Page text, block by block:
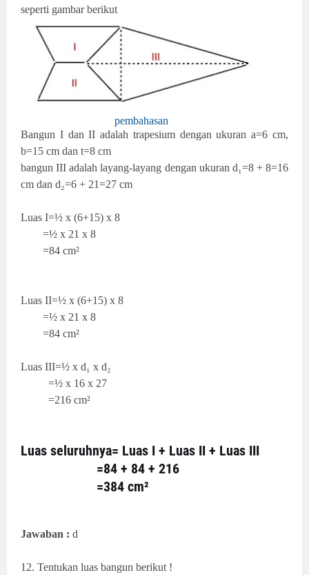
seperti gambar berikut
pembahasan
Bangun I dan II adalah trapesium dengan ukuran a=6 cm,
b=15 cm dan t=8 cm
bangun III adalah layang-layang dengan ukuran d₁=8 + 8=16
cm dan d₂=6 + 21=27 cm
Luas I=½ x (6+15) x 8
=½ x 21 x 8
=84 cm²
Luas II=½ x (6+15) x 8
=½ x 21 x 8
=84 cm²
Luas III=½ x d₁ x d₂
=½ x 16 x 27
=216 cm²
Luas seluruhnya= Luas I + Luas II + Luas III
=84 + 84 + 216
=384 cm²
Jawaban : d
12. Tentukan luas bangun berikut !